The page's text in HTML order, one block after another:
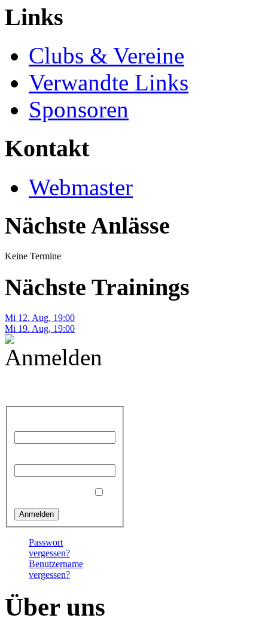
Links
Clubs & Vereine
Verwandte Links
Sponsoren
Kontakt
Webmaster
Nächste Anlässe
Keine Termine
Nächste Trainings
Mi 12. Aug, 19:00
Mi 19. Aug, 19:00
Passwort
vergessen?
Benutzername
vergessen?
Über uns